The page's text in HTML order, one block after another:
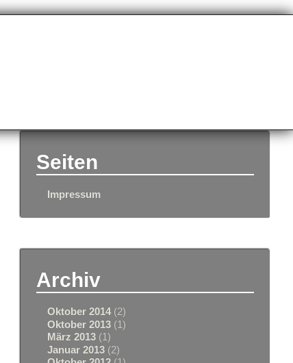
Seiten
Impressum
Archiv
Oktober 2014 (2)
Oktober 2013 (1)
März 2013 (1)
Januar 2013 (2)